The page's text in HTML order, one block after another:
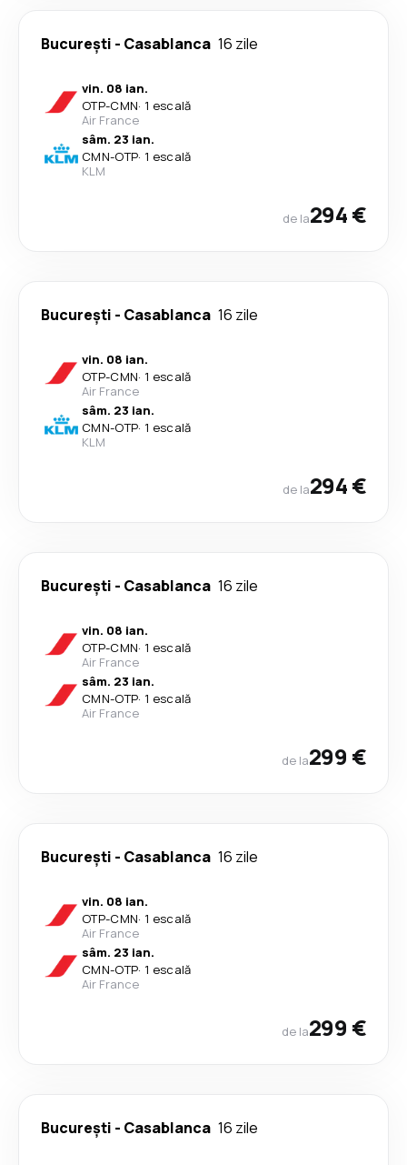
București - Casablanca 16 zile
vin. 08 ian.
OTP-CMN· 1 escală
Air France
sâm. 23 ian.
CMN-OTP· 1 escală
KLM
de la294 €
București - Casablanca 16 zile
vin. 08 ian.
OTP-CMN· 1 escală
Air France
sâm. 23 ian.
CMN-OTP· 1 escală
KLM
de la294 €
București - Casablanca 16 zile
vin. 08 ian.
OTP-CMN· 1 escală
Air France
sâm. 23 ian.
CMN-OTP· 1 escală
Air France
de la299 €
București - Casablanca 16 zile
vin. 08 ian.
OTP-CMN· 1 escală
Air France
sâm. 23 ian.
CMN-OTP· 1 escală
Air France
de la299 €
București - Casablanca 16 zile